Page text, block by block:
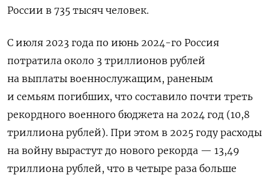
России в 735 тысяч человек.
С июля 2023 года по июнь 2024-го Россия
потратила около 3 триллионов рублей
на выплаты военнослужащим, раненым
и семьям погибших, что составило почти треть
рекордного военного бюджета на 2024 год (10,8
триллиона рублей). При этом в 2025 году расходы
на войну вырастут до нового рекорда — 13,49
триллиона рублей, что в четыре раза больше